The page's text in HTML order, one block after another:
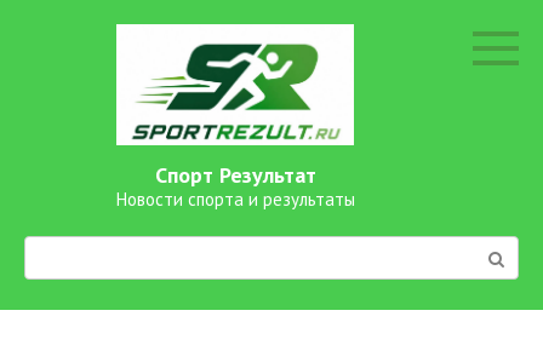
Спорт Результат
Новости спорта и результаты
Поиск: